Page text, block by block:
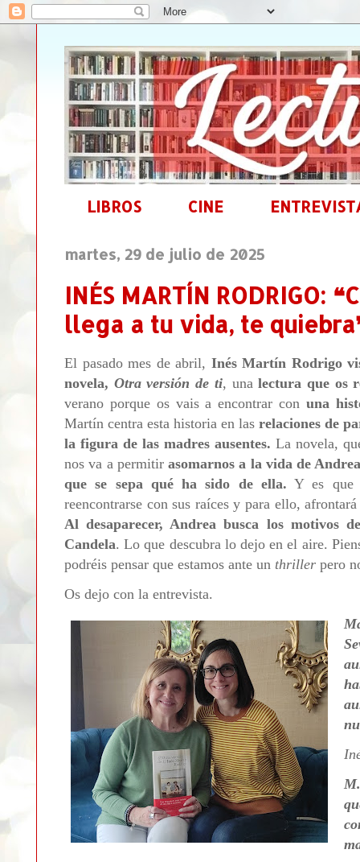
LIBROS CINE
martes, 29 de julio de 2025
INÉS MARTÍN RODRIGO:
llega a tu vida, te
El pasado mes de abril, Inés Martín Rodrigo
novela, Otra versión de ti, unalectura que os
verano porque os vais a encontrar con una
Martín centra esta historia en las relaciones de
la figura de las madres ausentes. La novela,
nos va a permitirasomarnos a la vida de
que se sepa qué ha sido de ella. Y es que
reencontrarse con sus raíces y para ello,
Al desaparecer, Andrea busca los motivos
Candela. Lo que descubra lo dejo en el aire.
podréis pensar que estamos ante un thriller pero
Os dejo con la entrevista.